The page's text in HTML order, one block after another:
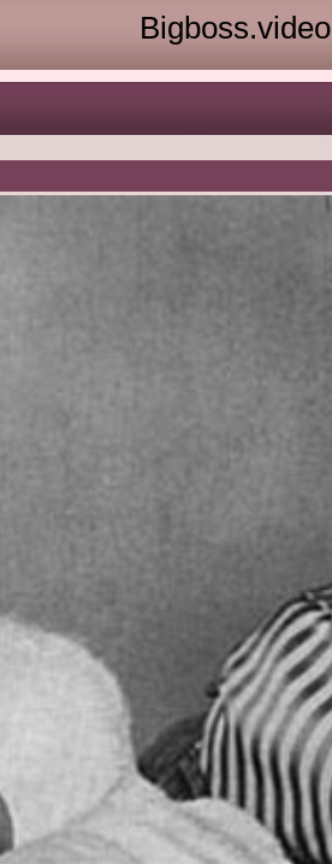
Bigboss.video